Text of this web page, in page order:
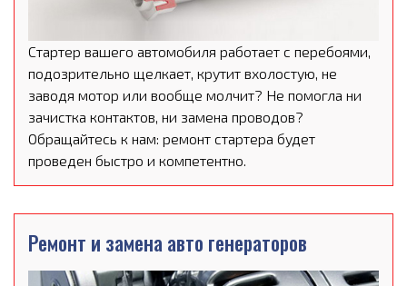
Стартер вашего автомобиля работает с перебоями,
подозрительно щелкает, крутит вхолостую, не
заводя мотор или вообще молчит? Не помогла ни
зачистка контактов, ни замена проводов?
Обращайтесь к нам: ремонт стартера будет
проведен быстро и компетентно.
Ремонт и замена авто генераторов